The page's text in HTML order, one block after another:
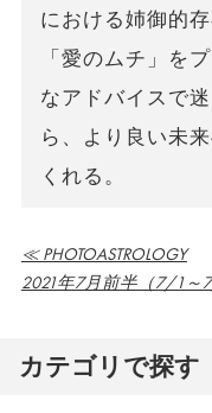
における姉御的
「愛のムチ」を
なアドバイスで
ら、より良い未
くれる。
≪ PHOTOASTROLOGY
2021年7月前半（7/1～
カテゴリで探す